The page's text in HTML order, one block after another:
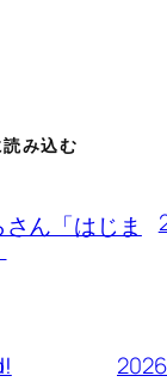
み込む
ん「はじま